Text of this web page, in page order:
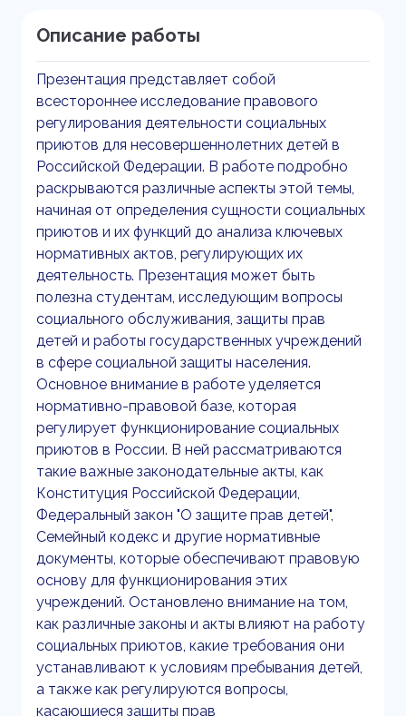
Описание работы
Презентация представляет собой
всестороннее исследование правового
регулирования деятельности социальных
приютов для несовершеннолетних детей в
Российской Федерации. В работе подробно
раскрываются различные аспекты этой темы,
начиная от определения сущности социальных
приютов и их функций до анализа ключевых
нормативных актов, регулирующих их
деятельность. Презентация может быть
полезна студентам, исследующим вопросы
социального обслуживания, защиты прав
детей и работы государственных учреждений
в сфере социальной защиты населения.
Основное внимание в работе уделяется
нормативно-правовой базе, которая
регулирует функционирование социальных
приютов в России. В ней рассматриваются
такие важные законодательные акты, как
Конституция Российской Федерации,
Федеральный закон "О защите прав детей",
Семейный кодекс и другие нормативные
документы, которые обеспечивают правовую
основу для функционирования этих
учреждений. Остановлено внимание на том,
как различные законы и акты влияют на работу
социальных приютов, какие требования они
устанавливают к условиям пребывания детей,
а также как регулируются вопросы,
касающиеся защиты прав